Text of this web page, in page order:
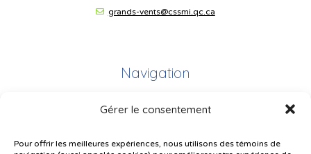
Gérer le consentement
Pour offrir les meilleures expériences, nous utilisons des témoins de
grands-vents@cssmi.qc.ca
Navigation
Plan du site